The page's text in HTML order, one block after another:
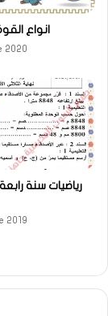
انواع
2020
رياضيات سنة
2019